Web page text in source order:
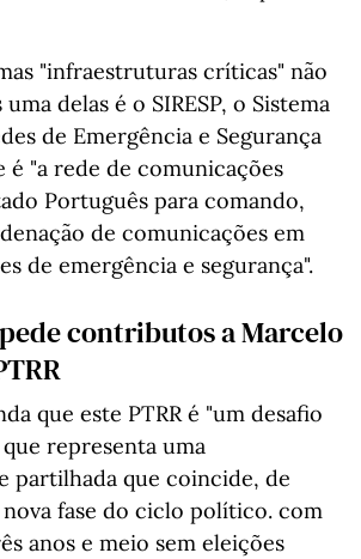
"infraestruturas críticas" não
delas é o SIRESP, o Sistema
de Emergência e Segurança
é "a rede de comunicações
Português para comando,
de comunicações em
de emergência e segurança".
contributos a Marcelo
que este PTRR é "um desafio
representa uma
partilhada que coincide, de
fase do ciclo político. com
anos e meio sem eleições